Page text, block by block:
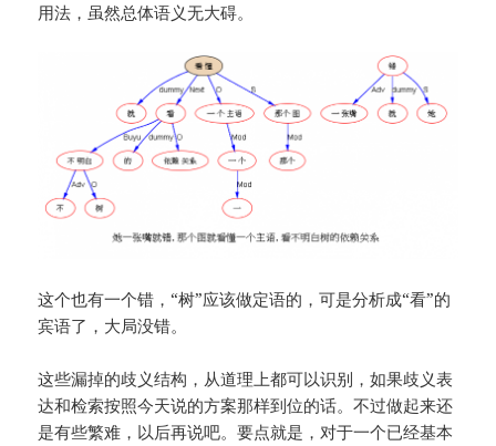
用法，虽然总体语义无大碍。
这个也有一个错，“树”应该做定语的，可是分析成“看”的
宾语了，大局没错。
这些漏掉的歧义结构，从道理上都可以识别，如果歧义表
达和检索按照今天说的方案那样到位的话。不过做起来还
是有些繁难，以后再说吧。要点就是，对于一个已经基本